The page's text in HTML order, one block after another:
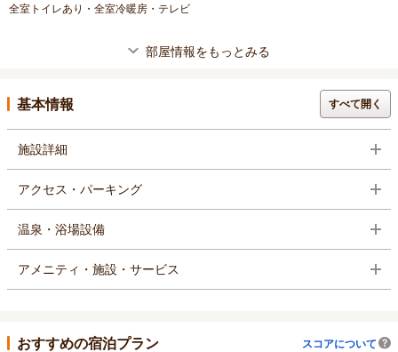
全室トイレあり・全室冷暖房・テレビ
部屋情報をもっとみる
基本情報 すべて開く
施設詳細
アクセス・パーキング
温泉・浴場設備
アメニティ・施設・サービス
おすすめの宿泊プラン スコアについて